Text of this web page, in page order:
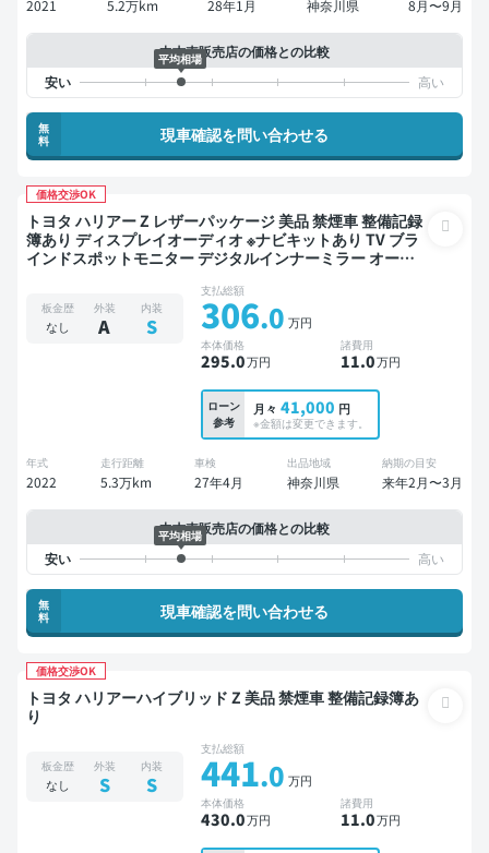
2021 5.2万km 28年1月 神奈川県 8月〜9月
中古車販売店の価格との比較
平均相場
無
料
現車確認を問い合わせる
価格交渉OK
トヨタ ハリアー Z レザーパッケージ 美品 禁煙車 整備記録
簿あり ディスプレイオーディオ ※ナビキットあり TV ブラ
インドスポットモニター デジタルインナーミラー オート
ー 全方位カメラ ドライブレコーダー フルエアロ 衝突軽減
板金歴
なし
外装
A
内装
S
支払総額
306.0 万円
本体価格
295.0万円
諸費用
11.0万円
ローン
参考
月々 41,000 円
※金額は変更できます。
年式
2022
走行距離
5.3万km
車検
27年4月
出品地域
神奈川県
納期の目安
来年2月〜3月
中古車販売店の価格との比較
平均相場
無
料
現車確認を問い合わせる
価格交渉OK
トヨタ ハリアーハイブリッド Z 美品 禁煙車 整備記録簿あ
り
板金歴
なし
外装
S
内装
S
支払総額
441.0 万円
本体価格
430.0万円
諸費用
11.0万円